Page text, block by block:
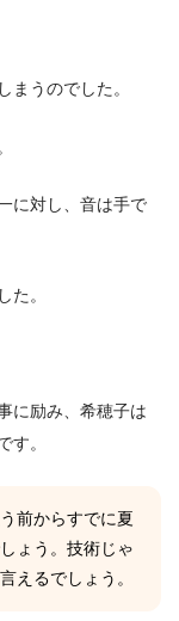
まうのでした。
に対し、音は手で
た。
に励み、希穂子は
す。
前からすでに夏
ょう。技術じゃ
えるでしょう。